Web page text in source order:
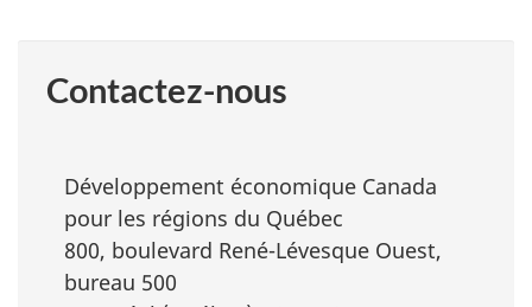
Contactez-nous
Développement économique Canada
pour les régions du Québec
800, boulevard René-Lévesque Ouest,
bureau 500